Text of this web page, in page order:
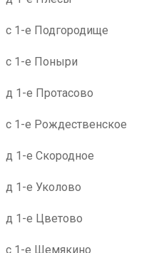
с 1-е Подгородище
с 1-е Поныри
д 1-е Протасово
с 1-е Рождественское
д 1-е Скородное
д 1-е Уколово
д 1-е Цветово
с 1-е Шемякино